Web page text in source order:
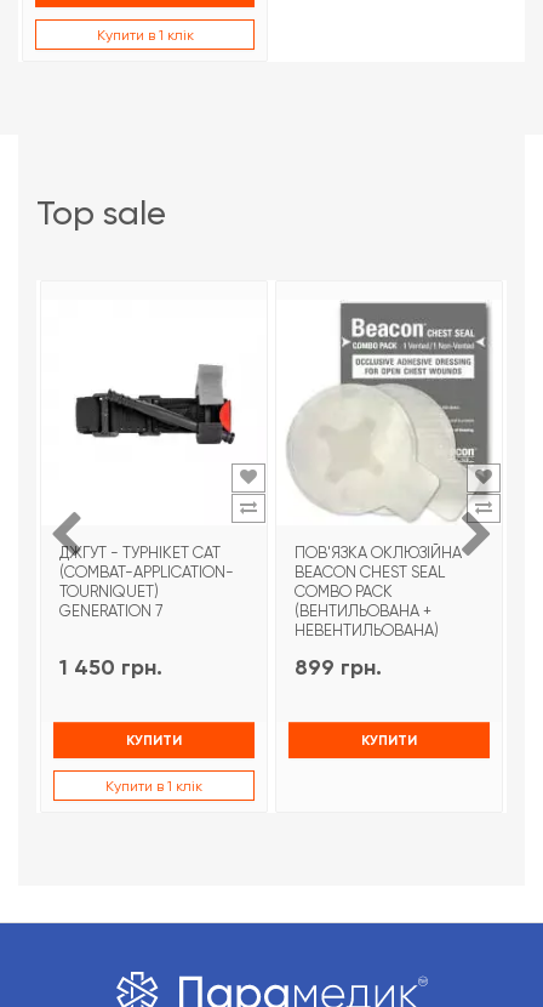
Купити в 1 клік
top sale
ДЖГУТ - ТУРНІКЕТ CAT
(COMBAT-APPLICATION-
TOURNIQUET)
GENERATION 7
1 450 грн.
КУПИТИ
Купити в 1 клік
ПОВ'ЯЗКА ОКЛЮЗІЙНА
BEACON CHEST SEAL
COMBO PACK
(ВЕНТИЛЬОВАНА +
НЕВЕНТИЛЬОВАНА)
899 грн.
КУПИТИ